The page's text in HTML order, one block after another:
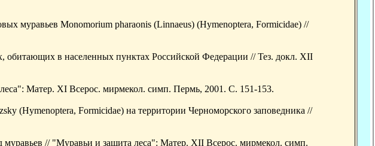
муравьев Monomorium pharaonis (Linnaeus) (Hymenoptera, Formicidae) //
обитающих в населенных пунктах Российской Федерации // Тез. докл. XII
Матер. XI Всерос. мирмекол. симп. Пермь, 2001. С. 151-153.
(Hymenoptera, Formicidae) на территории Черноморского заповедника //
муравьев // "Муравьи и защита леса": Матер. XII Всерос. мирмекол. симп.